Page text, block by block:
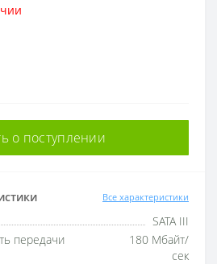
о поступлении
Все характеристики
SATA III
передачи
180 Мбайт/
сек